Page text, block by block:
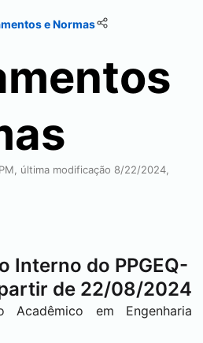
e Normas
última modificação 8/22/2024,
Interno do PPGEQ-
de 22/08/2024
Acadêmico em Engenharia